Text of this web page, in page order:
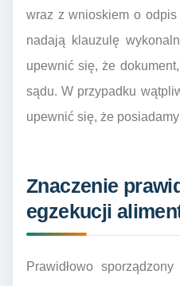
wraz z wnioskiem o
nadają klauzulę
upewnić się, że
sądu. W przypadku
upewnić się, że
Znaczenie
egzekucji
Prawidłowo